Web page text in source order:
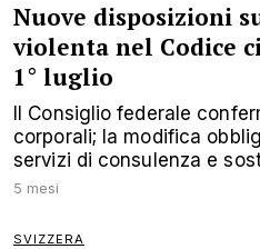
Nuove disposizioni
violenta nel Codice
1° luglio
Il Consiglio federale
corporali; la modifica
servizi di consulenza e
5 mesi
SVIZZERA